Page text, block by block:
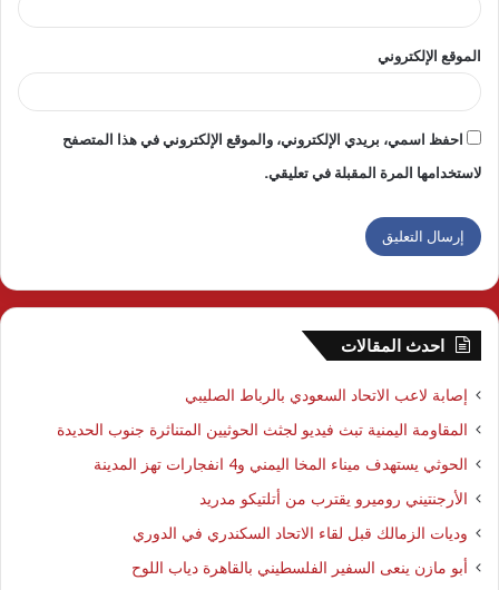
الموقع الإلكتروني
احفظ اسمي، بريدي الإلكتروني، والموقع الإلكتروني في هذا المتصفح
لاستخدامها المرة المقبلة في تعليقي.
احدث المقالات
إصابة لاعب الاتحاد السعودي بالرباط الصليبي
المقاومة اليمنية تبث فيديو لجثث الحوثيين المتناثرة جنوب الحديدة
الحوثي يستهدف ميناء المخا اليمني و4 انفجارات تهز المدينة
الأرجنتيني روميرو يقترب من أتلتيكو مدريد
وديات الزمالك قبل لقاء الاتحاد السكندري في الدوري
أبو مازن ينعى السفير الفلسطيني بالقاهرة دياب اللوح